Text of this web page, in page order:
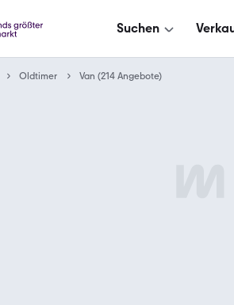
Suchen
Oldtimer Van (214 Angebote)